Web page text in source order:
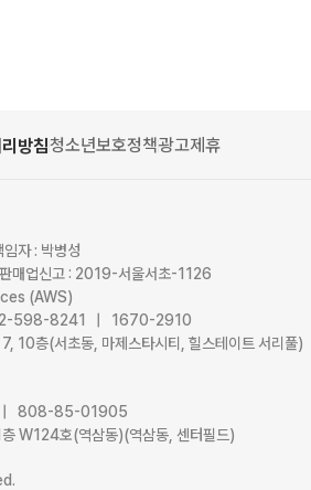
방침청소년보호정책광고제휴
자 : 박병성
업신고 : 2019-서울서초-1126
(AWS)
598-8241 | 1670-2910
10층(서초동, 마제스타시티, 힐스테이트 서리풀)
| 808-85-01905
W124호(역삼동)(역삼동, 센터필드)